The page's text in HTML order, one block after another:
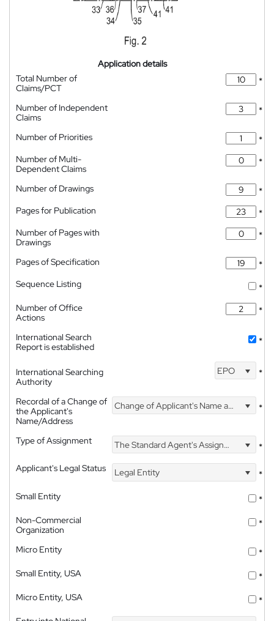
Application details
Total Number of
Claims/PCT
*
Number of Independent
Claims
*
Number of Priorities
*
Number of Multi-
Dependent Claims
*
Number of Drawings
*
Pages for Publication
*
Number of Pages with
Drawings
*
Pages of Specification
*
Sequence Listing
*
Number of Office
Actions
*
International Search
Report is established
*
International Searching
Authority
EPO *
Recordal of a Change of
the Applicant's
Name/Address
Change of Applicant's Name and Address *
Type of Assignment The Standard Agent's Assignment
*
Applicant's Legal Status
Legal Entity
*
Small Entity
*
Non-Commercial
Organization
*
Micro Entity
*
Small Entity, USA
*
Micro Entity, USA
*